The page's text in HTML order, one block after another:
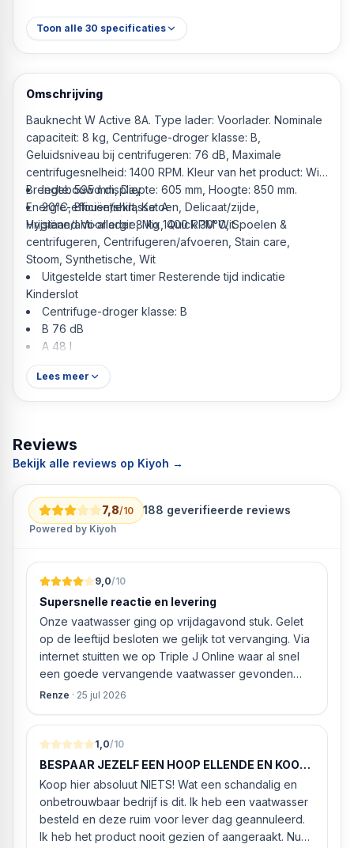
Toon alle 30 specificaties
Omschrijving
Bauknecht W Active 8A. Type lader: Voorlader. Nominale
capaciteit: 8 kg, Centrifuge-droger klasse: B,
Geluidsniveau bij centrifugeren: 76 dB, Maximale
centrifugesnelheid: 1400 RPM. Kleur van het product: Wit.
Breedte: 595 mm, Diepte: 605 mm, Hoogte: 850 mm.
Energie-efficiëntieklasse: A
Vrijstaand Voorlader 8 kg 1400 RPM Wit
Ingebouwd display
20°C, Blouse/shirt, Katoen, Delicaat/zijde,
Hygiëne/anti-allergie, Mix, Quick 30°C, Spoelen &
centrifugeren, Centrifugeren/afvoeren, Stain care,
Stoom, Synthetische, Wit
Uitgestelde start timer Resterende tijd indicatie
Kinderslot
Centrifuge-droger klasse: B
B 76 dB
A 48 l
Lees meer
Reviews
Bekijk alle reviews op Kiyoh →
7,8/10 188 geverifieerde reviews
Powered by Kiyoh
9,0/10
Supersnelle reactie en levering
Onze vaatwasser ging op vrijdagavond stuk. Gelet
op de leeftijd besloten we gelijk tot vervanging. Via
internet stuitten we op Triple J Online waar al snel
een goede vervangende vaatwasser gevonden
werd. ‘s Ochtends even gebeld met de
geïnstalleerd kan worden. Dit bleek het geval tegen
alleszins concurrente prijzen. De vriendelijke
medewerker gaf aan dat, als we gelijk via de
website gingen bestellen en betalen, hij z’n best
ging doen om ‘s middags nog te leveren. Het
bleken geen loze woorden: om 16.00 uur werd de
Neff vaatwasser geleverd en ver
Renze · 25 jul 2026
1,0/10
BESPAAR JEZELF EEN HOOP ELLENDE EN KOOP
HIER NIETS!
Koop hier absoluut NIETS! Wat een schandalig en
onbetrouwbaar bedrijf is dit. Ik heb een vaatwasser
besteld en deze ruim voor lever dag geannuleerd.
Ik heb het product nooit gezien of aangeraakt. Nu